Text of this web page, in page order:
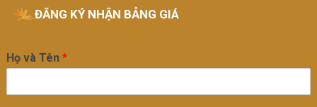
ĐĂNG KÝ NHẬN BẢNG GIÁ
Họ và Tên *